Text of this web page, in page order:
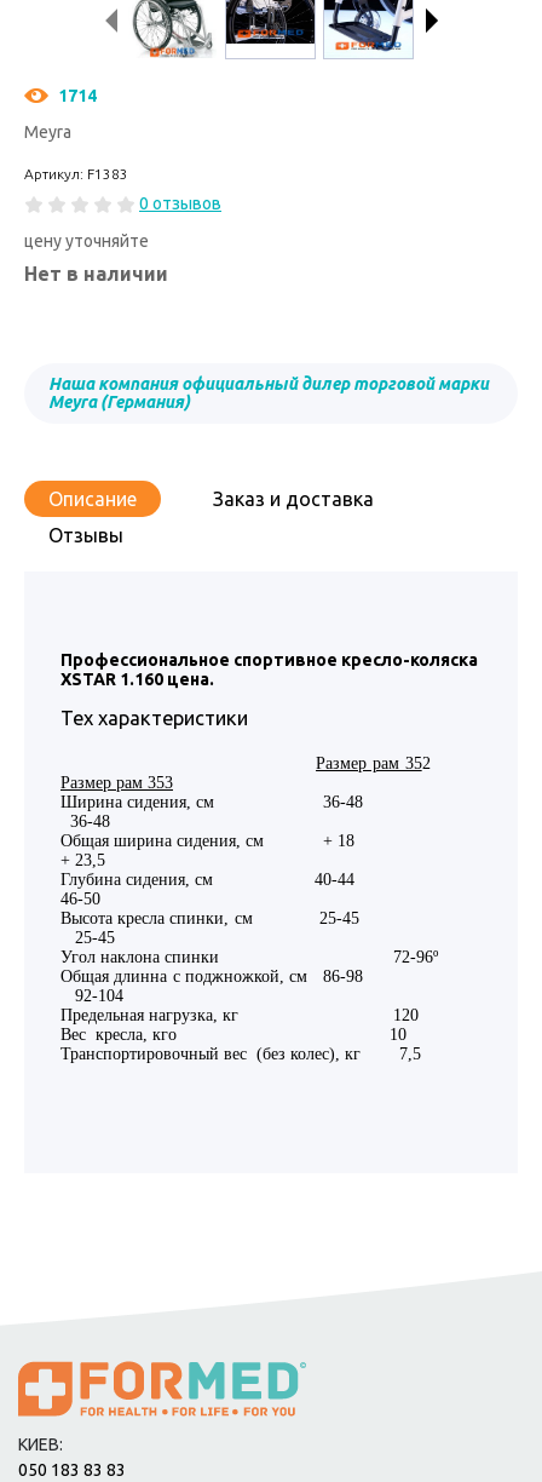
1714
Meyra
Артикул: F1383
0 отзывов
цену уточняйте
Нет в наличии
Наша компания официальный дилер торговой марки
Meyra (Германия)
Описание
Заказ и доставка
Отзывы
Профессиональное спортивное кресло-коляска
XSTAR 1.160 цена.
Тех характеристики
Размер рам 352
Размер рам 353
Ширина сидения, см 36-48
36-48
Общая ширина сидения, см + 18
+ 23,5
Глубина сидения, см 40-44
46-50
Высота кресла спинки, см 25-45
25-45
Угол наклона спинки 72-96º
Общая длинна с поджножкой, см 86-98
92-104
Предельная нагрузка, кг 120
Вес кресла, кго 10
Транспортировочный вес (без колес), кг 7,5
КИЕВ:
050 183 83 83